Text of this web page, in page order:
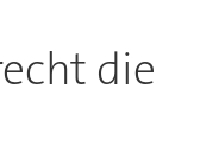
die